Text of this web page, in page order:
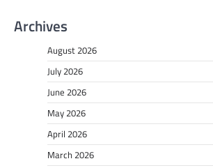
Archives
August 2026
July 2026
June 2026
May 2026
April 2026
March 2026